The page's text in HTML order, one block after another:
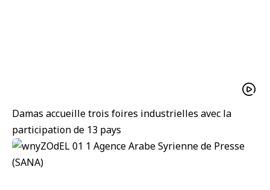
Damas accueille trois foires industrielles avec la
participation de 13 pays